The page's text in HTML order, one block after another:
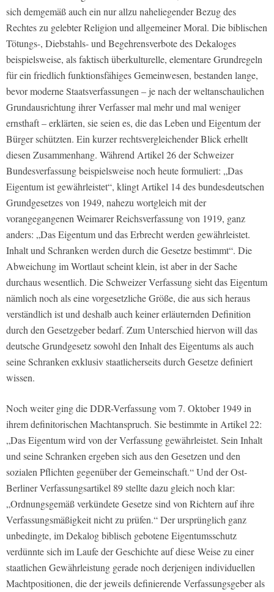
sich demgemäß auch ein nur allzu naheliegender Bezug des
Rechtes zu gelebter Religion und allgemeiner Moral. Die biblischen
Tötungs-, Diebstahls- und Begehrensverbote des Dekaloges
beispielsweise, als faktisch überkulturelle, elementare Grundregeln
für ein friedlich funktionsfähiges Gemeinwesen, bestanden lange,
bevor moderne Staatsverfassungen – je nach der weltanschaulichen
Grundausrichtung ihrer Verfasser mal mehr und mal weniger
ernsthaft – erklärten, sie seien es, die das Leben und Eigentum der
Bürger schützten. Ein kurzer rechtsvergleichender Blick erhellt
diesen Zusammenhang. Während Artikel 26 der Schweizer
Bundesverfassung beispielsweise noch heute formuliert: „Das
Eigentum ist gewährleistet“, klingt Artikel 14 des bundesdeutschen
Grundgesetzes von 1949, nahezu wortgleich mit der
vorangegangenen Weimarer Reichsverfassung von 1919, ganz
anders: „Das Eigentum und das Erbrecht werden gewährleistet.
Inhalt und Schranken werden durch die Gesetze bestimmt“. Die
Abweichung im Wortlaut scheint klein, ist aber in der Sache
durchaus wesentlich. Die Schweizer Verfassung sieht das Eigentum
nämlich noch als eine vorgesetzliche Größe, die aus sich heraus
verständlich ist und deshalb auch keiner erläuternden Definition
durch den Gesetzgeber bedarf. Zum Unterschied hiervon will das
deutsche Grundgesetz sowohl den Inhalt des Eigentums als auch
seine Schranken exklusiv staatlicherseits durch Gesetze definiert
wissen.
Noch weiter ging die DDR-Verfassung vom 7. Oktober 1949 in
ihrem definitorischen Machtanspruch. Sie bestimmte in Artikel 22:
„Das Eigentum wird von der Verfassung gewährleistet. Sein Inhalt
und seine Schranken ergeben sich aus den Gesetzen und den
sozialen Pflichten gegenüber der Gemeinschaft.“ Und der Ost-
Berliner Verfassungsartikel 89 stellte dazu gleich noch klar:
„Ordnungsgemäß verkündete Gesetze sind von Richtern auf ihre
Verfassungsmäßigkeit nicht zu prüfen.“ Der ursprünglich ganz
unbedingte, im Dekalog biblisch gebotene Eigentumsschutz
verdünnte sich im Laufe der Geschichte auf diese Weise zu einer
staatlichen Gewährleistung gerade noch derjenigen individuellen
Machtpositionen, die der jeweils definierende Verfassungsgeber als